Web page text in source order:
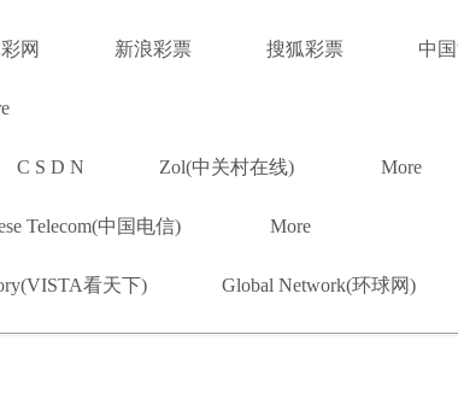
网 新浪彩票 搜狐彩票 中
C S D N Zol(中关村在线) More
Telecom(中国电信) More
看天下) Global Network(环球网)